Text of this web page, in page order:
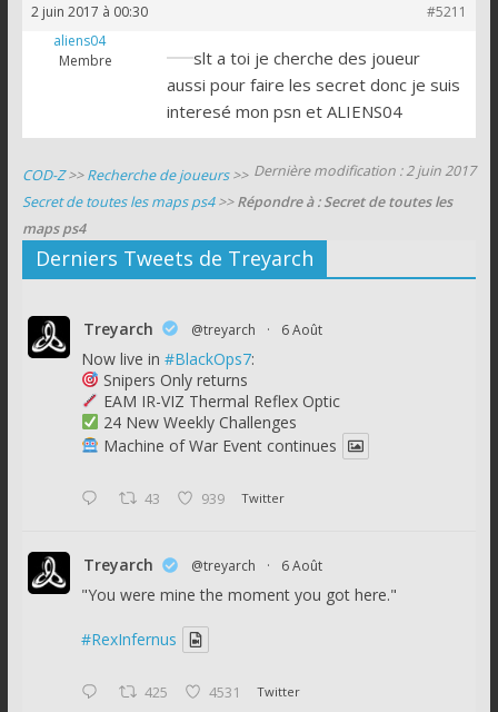
zombie
Duty
2 juin 2017 à 00:30
#5211
aliens04
Membre
slt a toi je cherche des joueur
aussi pour faire les secret donc je suis
interesé mon psn et ALIENS04
Dernière modification : 2 juin 2017
COD-Z>>Recherche de joueurs>>
Secret de toutes les maps ps4>>Répondre à : Secret de toutes les
maps ps4
Derniers Tweets de Treyarch
Treyarch @treyarch · 6 Août
Now live in #BlackOps7:
Snipers Only returns
EAM IR-VIZ Thermal Reflex Optic
24 New Weekly Challenges
Machine of War Event continues
43 939 Twitter
Treyarch @treyarch · 6 Août
"You were mine the moment you got here."
#RexInfernus
425 4531 Twitter